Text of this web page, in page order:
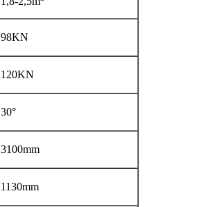
98KN
120KN
30°
3100mm
1130mm